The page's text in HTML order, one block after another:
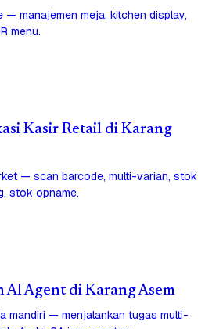
— manajemen meja, kitchen display,
menu.
Kasir Retail di Karang
— scan barcode, multi-varian, stok
stok opname.
AI Agent di Karang Asem
mandiri — menjalankan tugas multi-